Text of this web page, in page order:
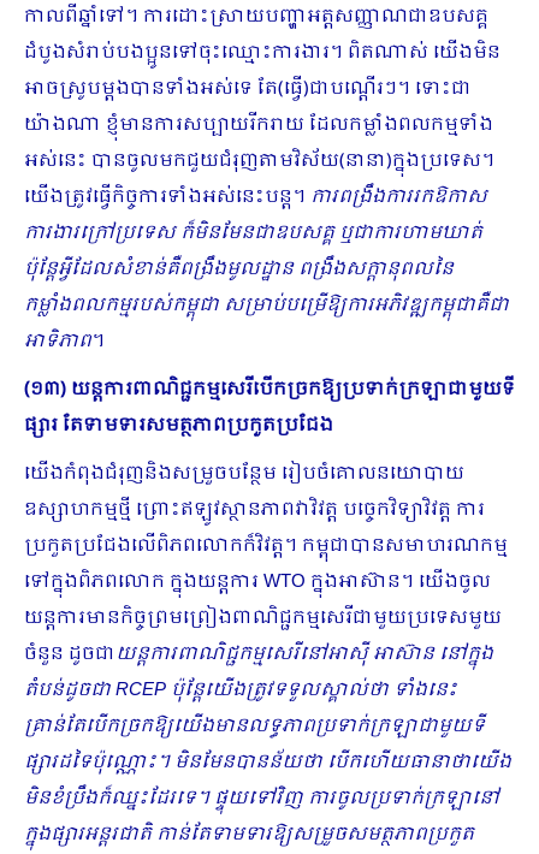
កាលពីឆ្នាំទៅ។ ការដោះស្រាយបញ្ហាអត្តសញ្ញាណជាឧបសគ្គ
ដំបូងសំរាប់បងប្អូនទៅចុះឈ្មោះការងារ។ ពិតណាស់ យើងមិន
អាចស្រូបម្តងបានទាំងអស់ទេ តែ(ធ្វើ)ជាបណ្តើរៗ​។ ទោះ​ជា
យ៉ាងណា ខ្ញុំមានការសប្បាយរីករាយ ដែ​លកម្លាំងពលកម្មទាំង
អស់នេះ បានចូលមកជួយជំរុញតាមវិស័យ(នានា)ក្នុងប្រទេស។
យើងត្រូវធ្វើកិច្ចការទាំងអស់នេះបន្ត។ ការពង្រឹងការរកឱកាស
ការងារក្រៅប្រទេស ក៏មិនមែនជាឧបសគ្គ ឬជាការហាមឃាត់
ប៉ុន្តែអ្វីដែលសំខាន់គឺពង្រឹងមូលដ្ឋាន ពង្រឹងសក្តានុពលនៃ
កម្លាំងពលកម្មរបស់កម្ពុជា សម្រាប់បម្រើឱ្យការអភិវឌ្ឍកម្ពុជាគឺជា
អាទិភាព។
(១៣) ​យន្តការពាណិជ្ជកម្មសេរីបើកច្រកឱ្យប្រទាក់ក្រឡាជាមួយទី
ផ្សារ តែទាមទារសមត្ថភាពប្រកួតប្រជែង
យើងកំពុងជំរុញនិងសម្រួចបន្ថែម រៀបចំគោលនយោ​បាយ​
ឧស្សាហកម្មថ្មី ព្រោះឥឡូវស្ថានភាពវាវិវត្ត បច្ចេកវិទ្យាវិវត្ត ការ
ប្រកួតប្រជែងលើពិភពលោកក៏វិវត្ត។ ​កម្ពុជាបានសមាហរណកម្ម
ទៅក្នុងពិភពលោក ក្នុងយន្តការ WTO ក្នុងអាស៊ាន។ យើងចូល
យន្តការមានកិច្ចព្រមព្រៀងពាណិជ្ជកម្មសេរីជាមួយប្រទេសមួយ
ចំនួន ដូចជាយន្តការពាណិជ្ជកម្មសេរីនៅអាស៊ី អាស៊ាន នៅក្នុង
តំបន់ដូចជាRCEP ប៉ុន្តែយើងត្រូវទទួលស្គាល់ថា ទាំងនេះ
គ្រាន់តែបើកច្រកឱ្យយើងមានលទ្ធភាពប្រទាក់ក្រឡាជាមួយទី
ផ្សារដទៃប៉ុណ្ណោះ។ មិនមែនបានន័យថា បើកហើយធានាថាយើង
មិនខំប្រឹងក៏ឈ្នះដែរទេ។ ផ្ទុយទៅវិញ ការចូលប្រទាក់ក្រឡានៅ
ក្នុងផ្សារអន្តរជាតិ កាន់តែទាមទារឱ្យសម្រួចសមត្ថភាពប្រកួត